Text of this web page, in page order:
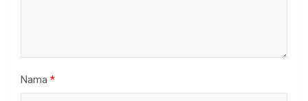
Nama *